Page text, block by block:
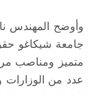
وأوضح المهندس
جامعة شيكاغو
متميز ومناصب
عدد من